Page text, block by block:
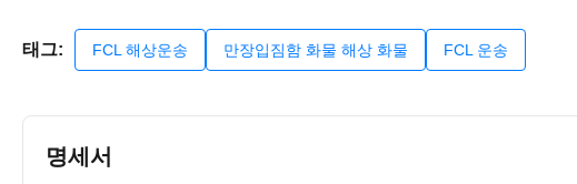
태그: FCL 해상운송 만장입짐함 화물 해상 화물 FCL 운송
명세서